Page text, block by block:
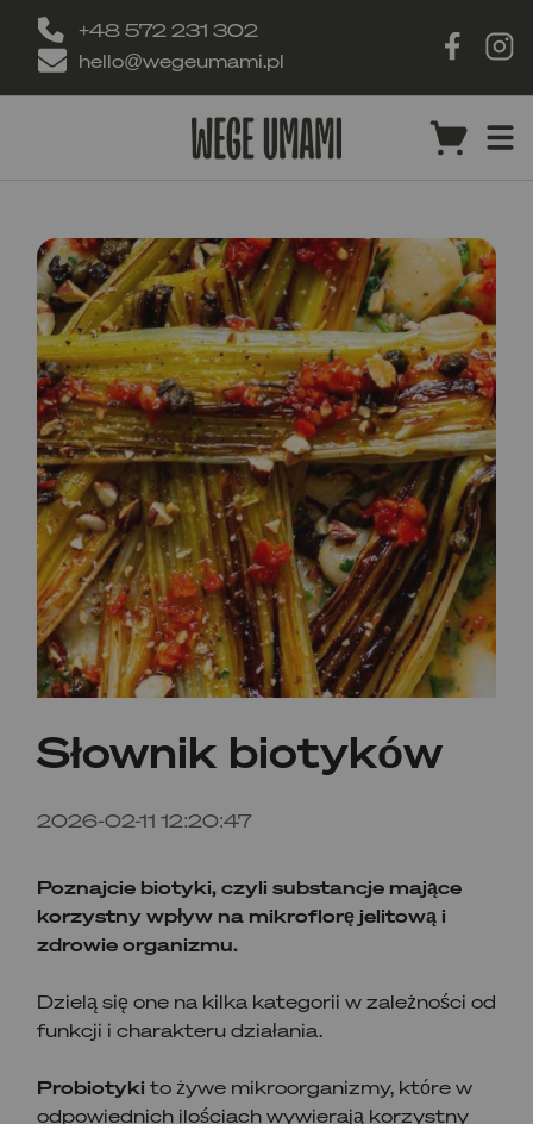
+48 572 231 302
hello@wegeumami.pl
Słownik biotyków
2026-02-11 12:20:47
Poznajcie biotyki, czyli substancje mające
korzystny wpływ na mikroflorę jelitową i
zdrowie organizmu.
Dzielą się one na kilka kategorii w zależności od
funkcji i charakteru działania.
Probiotyki to żywe mikroorganizmy, które w
odpowiednich ilościach wywierają korzystny